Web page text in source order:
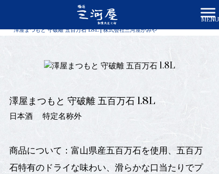
MENU
商品一覧
澤屋まつもと 守破離 五百万石 1.8L | 株式会社三河屋かみや
澤屋まつもと 守破離 五百万石 1.8L
日本酒 特定名称外
商品について：富山県産五百万石を使用、五百万
石特有のドライな味わい、滑らかな口当たりでプ